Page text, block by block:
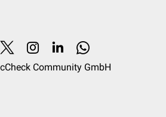
Community GmbH